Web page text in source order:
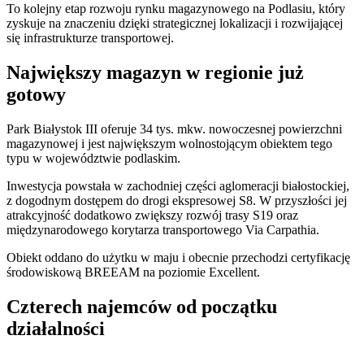
To kolejny etap rozwoju rynku magazynowego na Podlasiu, który
zyskuje na znaczeniu dzięki strategicznej lokalizacji i rozwijającej
się infrastrukturze transportowej.
Największy magazyn w regionie już
gotowy
Park Białystok III oferuje 34 tys. mkw. nowoczesnej powierzchni
magazynowej i jest największym wolnostojącym obiektem tego
typu w województwie podlaskim.
Inwestycja powstała w zachodniej części aglomeracji białostockiej,
z dogodnym dostępem do drogi ekspresowej S8. W przyszłości jej
atrakcyjność dodatkowo zwiększy rozwój trasy S19 oraz
międzynarodowego korytarza transportowego Via Carpathia.
Obiekt oddano do użytku w maju i obecnie przechodzi certyfikację
środowiskową BREEAM na poziomie Excellent.
Czterech najemców od początku
działalności